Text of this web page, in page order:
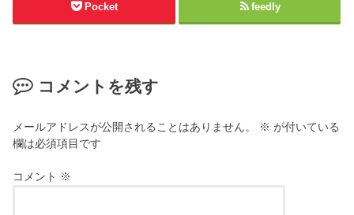
Pocket feedly
コメントを残す
メールアドレスが公開されることはありません。 ※ が付いている
欄は必須項目です
コメント ※